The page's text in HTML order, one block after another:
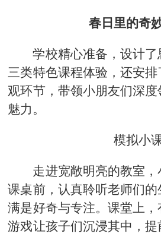
春日里的奇
学校精心准备，设计
三类特色课程体验，还安
观环节，带领小朋友们深
魅力。
模拟小
走进宽敞明亮的教室
课桌前，认真聆听老师们
满是好奇与专注。课堂上
游戏让孩子们沉浸其中，